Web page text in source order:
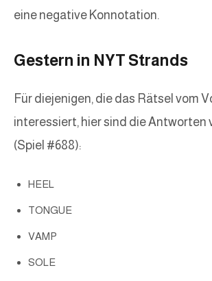
eine negative Konnotation.
Gestern in NYT Strands
Für diejenigen, die das Rätsel vom
interessiert, hier sind die Antworten
(Spiel #688):
HEEL
TONGUE
VAMP
SOLE